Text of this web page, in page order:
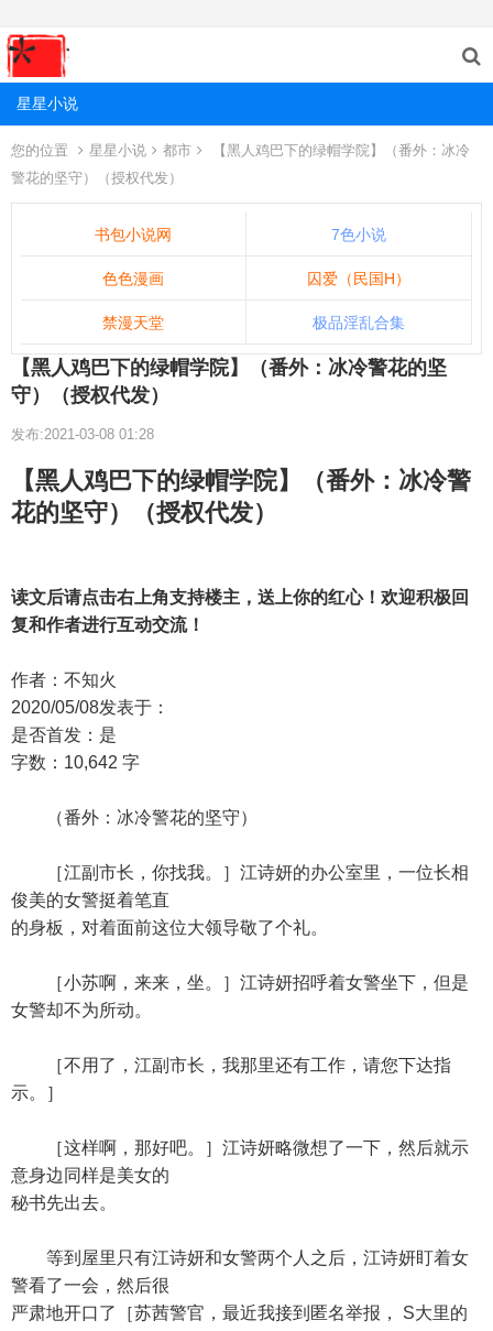
星星小说
您的位置 星星小说 都市
【黑人鸡巴下的绿帽学院】（番外：冰冷
警花的坚守）（授权代发）
书包小说网 7色小说
色色漫画 囚爱（民国H）
禁漫天堂 极品淫乱合集
【黑人鸡巴下的绿帽学院】（番外：冰冷警花的坚
守）（授权代发）
发布:2021-03-08 01:28
【黑人鸡巴下的绿帽学院】（番外：冰冷警
花的坚守）（授权代发）
读文后请点击右上角支持楼主，送上你的红心！欢迎积极回
复和作者进行互动交流！
作者：不知火
2020/05/08发表于：
是否首发：是
字数：10,642 字
（番外：冰冷警花的坚守）
［江副市长，你找我。］江诗妍的办公室里，一位长相
俊美的女警挺着笔直
的身板，对着面前这位大领导敬了个礼。
［小苏啊，来来，坐。］江诗妍招呼着女警坐下，但是
女警却不为所动。
［不用了，江副市长，我那里还有工作，请您下达指
示。］
［这样啊，那好吧。］江诗妍略微想了一下，然后就示
意身边同样是美女的
秘书先出去。
等到屋里只有江诗妍和女警两个人之后，江诗妍盯着女
警看了一会，然后很
严肃地开口了［苏茜警官，最近我接到匿名举报， S大里的